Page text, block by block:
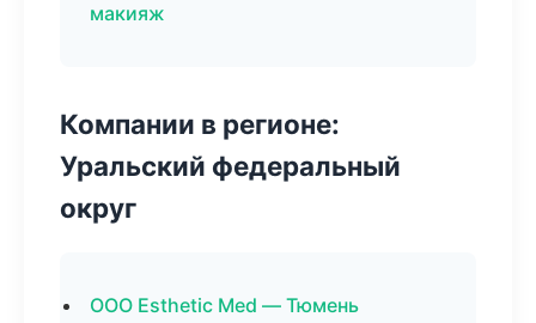
макияж
Компании в регионе:
Уральский федеральный
округ
ООО Esthetic Med — Тюмень